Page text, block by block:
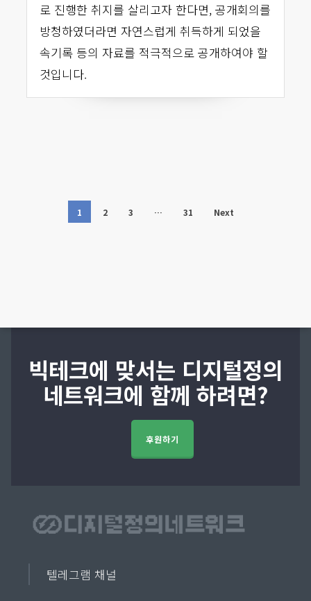
로 진행한 취지를 살리고자 한다면, 공개회의를
방청하였더라면 자연스럽게 취득하게 되었을
속기록 등의 자료를 적극적으로 공개하여야 할
것입니다.
1 2 3 … 31 Next
빅테크에 맞서는 디지털정의
네트워크에 함께 하려면?
후원하기
텔레그램 채널